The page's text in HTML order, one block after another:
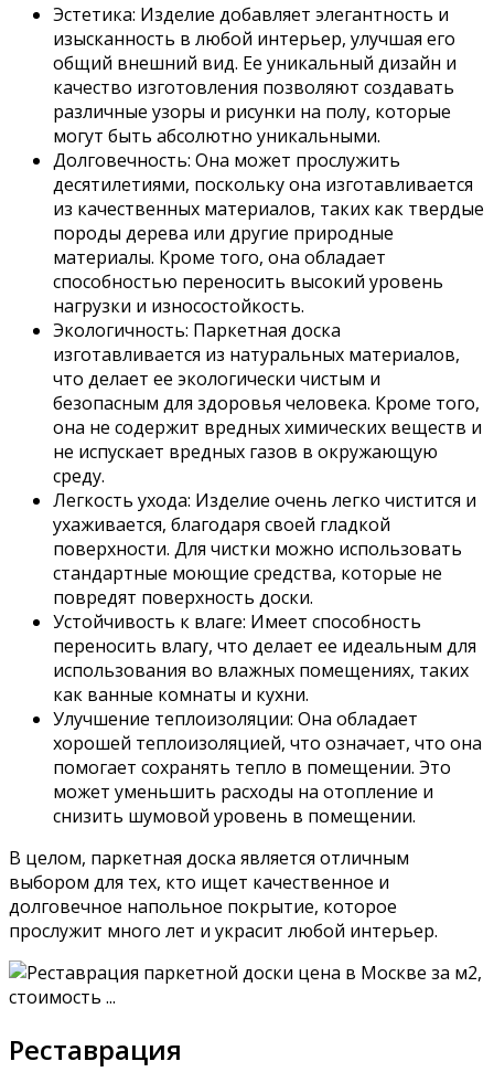
Эстетика: Изделие добавляет элегантность и
изысканность в любой интерьер, улучшая его
общий внешний вид. Ее уникальный дизайн и
качество изготовления позволяют создавать
различные узоры и рисунки на полу, которые
могут быть абсолютно уникальными.
Долговечность: Она может прослужить
десятилетиями, поскольку она изготавливается
из качественных материалов, таких как твердые
породы дерева или другие природные
материалы. Кроме того, она обладает
способностью переносить высокий уровень
нагрузки и износостойкость.
Экологичность: Паркетная доска
изготавливается из натуральных материалов,
что делает ее экологически чистым и
безопасным для здоровья человека. Кроме того,
она не содержит вредных химических веществ и
не испускает вредных газов в окружающую
среду.
Легкость ухода: Изделие очень легко чистится и
ухаживается, благодаря своей гладкой
поверхности. Для чистки можно использовать
стандартные моющие средства, которые не
повредят поверхность доски.
Устойчивость к влаге: Имеет способность
переносить влагу, что делает ее идеальным для
использования во влажных помещениях, таких
как ванные комнаты и кухни.
Улучшение теплоизоляции: Она обладает
хорошей теплоизоляцией, что означает, что она
помогает сохранять тепло в помещении. Это
может уменьшить расходы на отопление и
снизить шумовой уровень в помещении.
В целом, паркетная доска является отличным
выбором для тех, кто ищет качественное и
долговечное напольное покрытие, которое
прослужит много лет и украсит любой интерьер.
Реставрация